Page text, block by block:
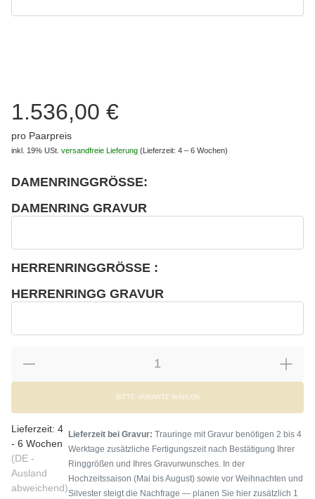
1.536,00 €
pro Paarpreis
inkl. 19% USt. versandfreie Lieferung (Lieferzeit: 4 – 6 Wochen)
DAMENRINGGRÖSSE:
DAMENRING GRAVUR
HERRENRINGGRÖSSE :
HERRENRINGG GRAVUR
BITTE VARIANTE WÄHLEN
Lieferzeit: 4
- 6 Wochen
(DE -
Ausland
abweichend)
Lieferzeit bei Gravur: Trauringe mit Gravur benötigen 2 bis 4
Werktage zusätzliche Fertigungszeit nach Bestätigung Ihrer
Ringgrößen und Ihres Gravurwunsches. In der
Hochzeitssaison (Mai bis August) sowie vor Weihnachten und
Silvester steigt die Nachfrage — planen Sie hier zusätzlich 1